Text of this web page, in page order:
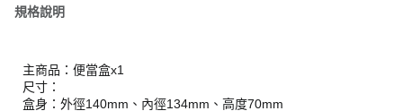
規格說明
主商品：便當盒x1
尺寸：
盒身：外徑140mm、內徑134mm、高度70mm